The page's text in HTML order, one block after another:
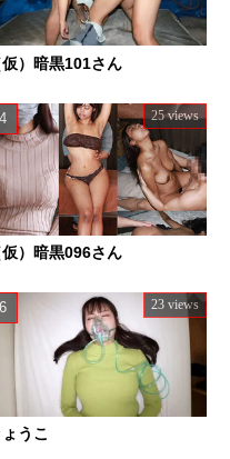
仮）暗黒101さん
仮）暗黒096さん
25 views
ょうこ
23 views